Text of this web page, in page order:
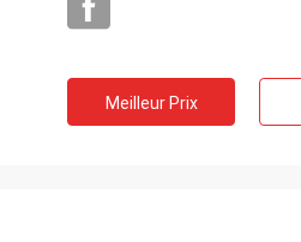
Meilleur Prix